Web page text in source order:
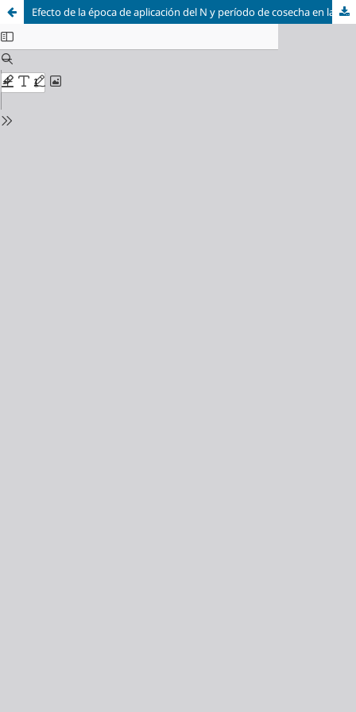
Efecto de la época de aplicación del N y período de cosecha en la producción y calidad de frutos de fresa (Fragaria x ananassa Duch)